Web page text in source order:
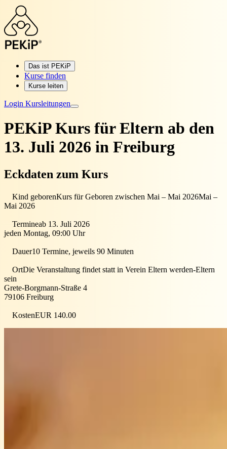
Das ist PEKiP
Kurse finden
Kurse leiten
Login Kursleitungen
PEKiP Kurs für Eltern ab den
13. Juli 2026 in Freiburg
Eckdaten zum Kurs
Kind geborenKurs für Geboren zwischen Mai – Mai 2026Mai –
Mai 2026
Termineab 13. Juli 2026
jeden Montag, 09:00 Uhr
Dauer10 Termine, jeweils 90 Minuten
OrtDie Veranstaltung findet statt in Verein Eltern werden-Eltern
sein
Grete-Borgmann-Straße 4
79106 Freiburg
KostenEUR 140.00